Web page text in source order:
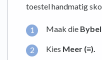
toestel handmatig
Maak die
Kies Meer (≡).